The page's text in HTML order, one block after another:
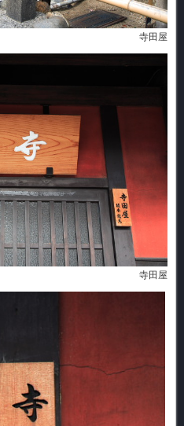
寺田屋
寺田屋